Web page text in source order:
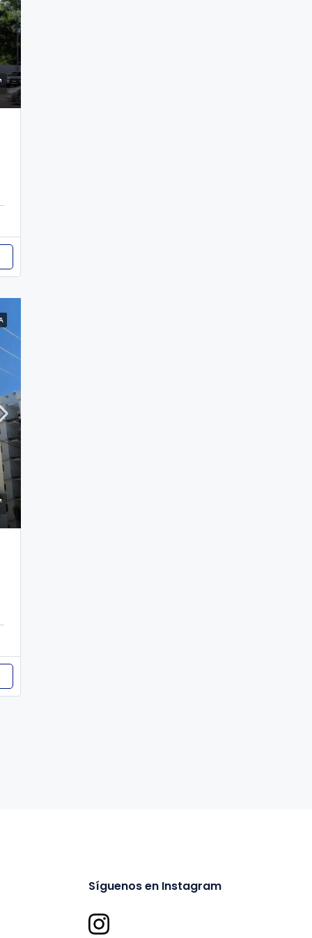
Avenida Hispanoamericana, Puñal, Santiago, 32804, República Dominicana
Avenida Hispanoamericana, Puñal, Santiago, 32804, República Dominicana
Síguenos en Instagram